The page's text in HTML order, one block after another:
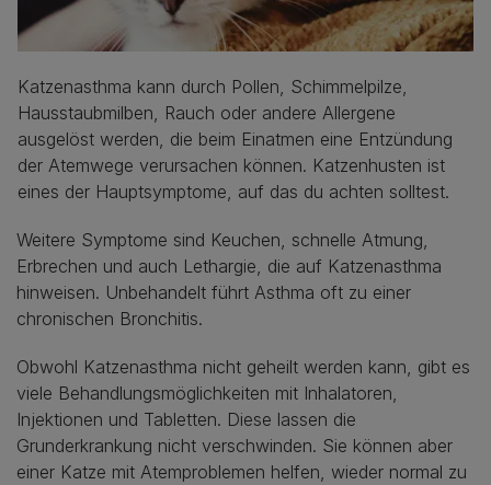
Katzenasthma kann durch Pollen, Schimmelpilze,
Hausstaubmilben, Rauch oder andere Allergene
ausgelöst werden, die beim Einatmen eine Entzündung
der Atemwege verursachen können. Katzenhusten ist
eines der Hauptsymptome, auf das du achten solltest.
Weitere Symptome sind Keuchen, schnelle Atmung,
Erbrechen und auch Lethargie, die auf Katzenasthma
hinweisen. Unbehandelt führt Asthma oft zu einer
chronischen Bronchitis.
Obwohl Katzenasthma nicht geheilt werden kann, gibt es
viele Behandlungsmöglichkeiten mit Inhalatoren,
Injektionen und Tabletten. Diese lassen die
Grunderkrankung nicht verschwinden. Sie können aber
einer Katze mit Atemproblemen helfen, wieder normal zu